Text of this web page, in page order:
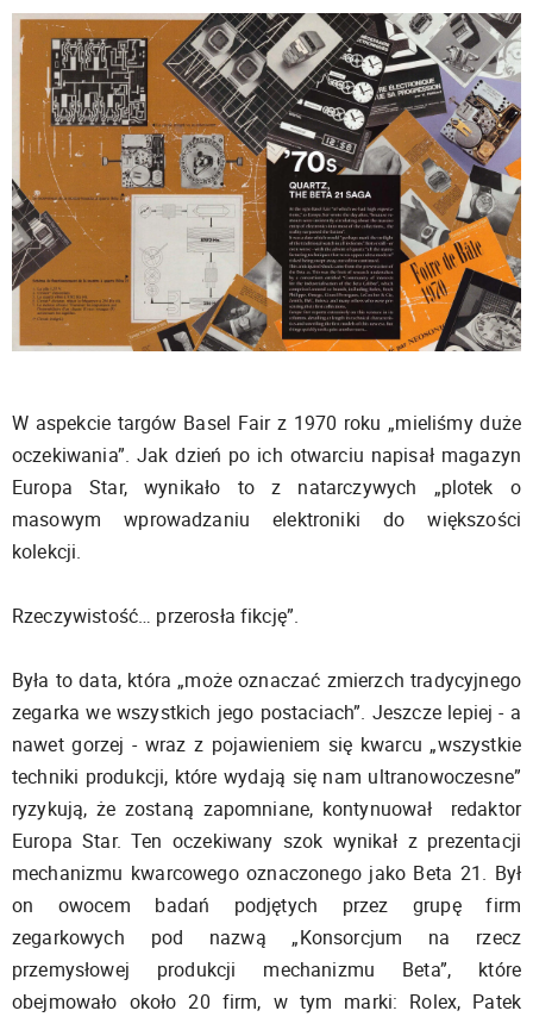
W aspekcie targów Basel Fair z 1970 roku „mieliśmy duże
oczekiwania”. Jak dzień po ich otwarciu napisał magazyn
Europa Star, wynikało to z natarczywych „plotek o
masowym wprowadzaniu elektroniki do większości
kolekcji.
Rzeczywistość… przerosła fikcję”.
Była to data, która „może oznaczać zmierzch tradycyjnego
zegarka we wszystkich jego postaciach”. Jeszcze lepiej - a
nawet gorzej - wraz z pojawieniem się kwarcu „wszystkie
techniki produkcji, które wydają się nam ultranowoczesne”
ryzykują, że zostaną zapomniane, kontynuował redaktor
Europa Star. Ten oczekiwany szok wynikał z prezentacji
mechanizmu kwarcowego oznaczonego jako Beta 21. Był
on owocem badań podjętych przez grupę firm
zegarkowych pod nazwą „Konsorcjum na rzecz
przemysłowej produkcji mechanizmu Beta”, które
obejmowało około 20 firm, w tym marki: Rolex, Patek